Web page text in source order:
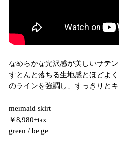
なめらかな光沢感が美しいサテン
すとんと落ちる生地感とほどよ
のラインを強調し、すっきりと
mermaid skirt
￥8,980+tax
green / beige